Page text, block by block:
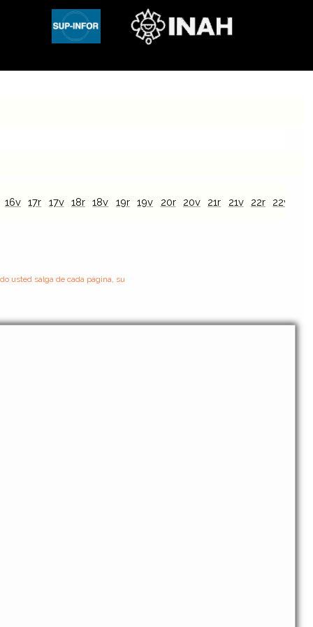
16v 17r 17v 18r 18v 19r 19v 20r 20v 21r 21v 22r 22v
usted salga de cada página, su